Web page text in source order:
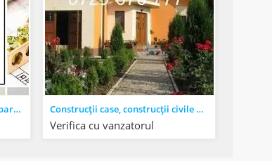
Instalatii electrice montaj si reparatii - Constanta 0729676777 Construcții case, construcții civile și industriale - Constanta
Verifica cu vanzatorul